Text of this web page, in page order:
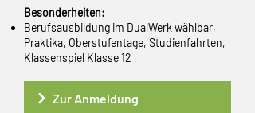
Besonderheiten:
Berufsausbildung im DualWerk wählbar,
Praktika, Oberstufentage, Studienfahrten,
Klassenspiel Klasse 12
Zur Anmeldung